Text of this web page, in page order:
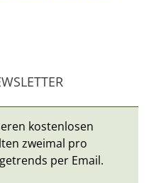
kostenlosen
zweimal pro
per Email.